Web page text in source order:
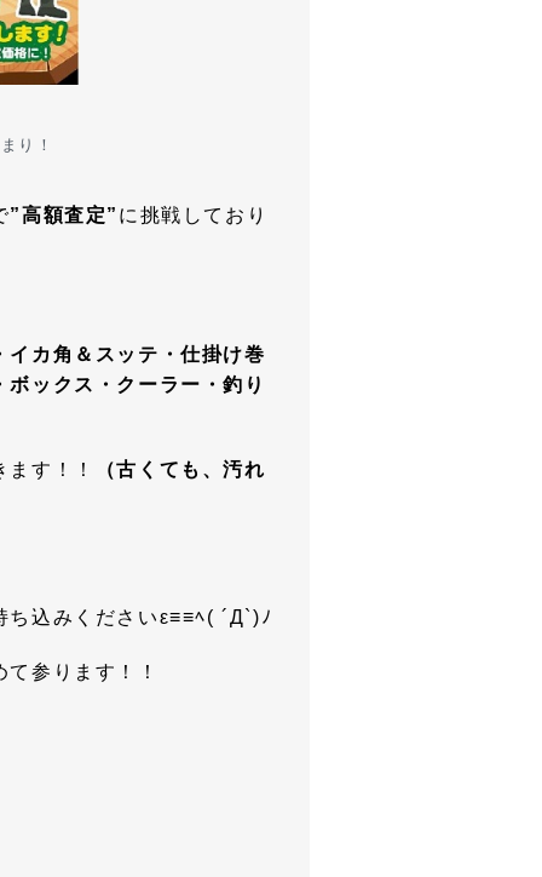
り！
”高額査定” に挑戦しており
カ角＆スッテ・仕掛け巻
ックス・クーラー・釣り
す！！ （古くても、汚れ
ち込みくださいε≡≡ﾍ( ´Д`)ﾉ
参ります！！